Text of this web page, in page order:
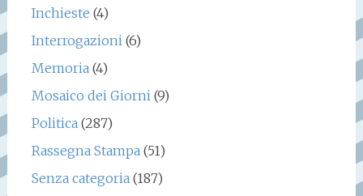
Inchieste (4)
Interrogazioni (6)
Memoria (4)
Mosaico dei Giorni (9)
Politica (287)
Rassegna Stampa (51)
Senza categoria (187)